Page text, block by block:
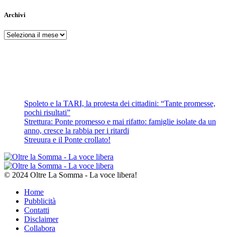
Archivi
Archivi
Spoleto e la TARI, la protesta dei cittadini: “Tante promesse,
pochi risultati”
Strettura: Ponte promesso e mai rifatto: famiglie isolate da un
anno, cresce la rabbia per i ritardi
Streuura e il Ponte crollato!
© 2024 Oltre La Somma - La voce libera!
Home
Pubblicità
Contatti
Disclaimer
Collabora